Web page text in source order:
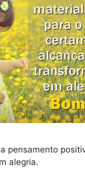
pensamento
alegria.